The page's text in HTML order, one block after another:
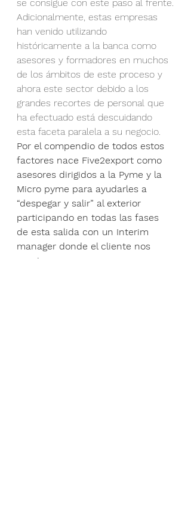
se consigue con este paso al frente.
Adicionalmente, estas empresas
han venido utilizando
históricamente a la banca como
asesores y formadores en muchos
de los ámbitos de este proceso y
ahora este sector debido a los
grandes recortes de personal que
ha efectuado está descuidando
esta faceta paralela a su negocio.
Por el compendio de todos estos
factores nace Five2export como
asesores dirigidos a la Pyme y la
Micro pyme para ayudarles a
“despegar y salir” al exterior
participando en todas las fases
de esta salida con un Interim
manager donde el cliente nos
requiera.